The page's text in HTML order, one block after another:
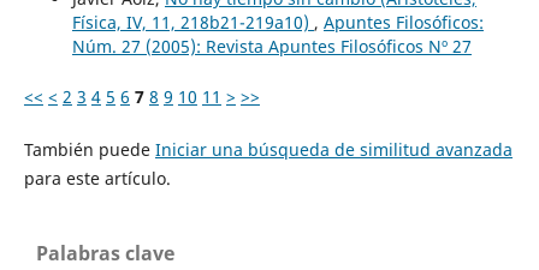
Física, IV, 11, 218b21-219a10) , Apuntes Filosóficos:
Núm. 27 (2005): Revista Apuntes Filosóficos Nº 27
<< < 2 3 4 5 6 7 8 9 10 11 > >>
También puede Iniciar una búsqueda de similitud avanzada
para este artículo.
Palabras clave